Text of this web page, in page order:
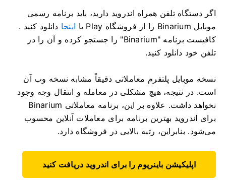
اگر دستگاه تلفن همراه اندروید دارید، باید برنامه رسمی
موبایل Binarium را از فروشگاه Play یا
اینجا دانلود کنید .
کافیست برنامه "Binarium" را جستجو کرده و آن را در
تلفن خود دانلود کنید.
نسخه موبایل پلتفرم معاملاتی دقیقاً مشابه نسخه وب آن
است. در نتیجه، هیچ مشکلی در معامله و انتقال وجه وجود
نخواهد داشت. علاوه بر این، برنامه معاملاتی Binarium
برای اندروید بهترین برنامه برای معاملات آنلاین محسوب
می‌شود. بنابراین، رتبه بالایی در فروشگاه دارد.
اپلیکیشن باینریوم را برای اندروید دریافت کنید